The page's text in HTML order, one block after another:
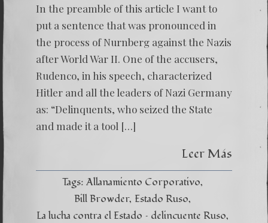
In the preamble of this article I want to
put a sentence that was pronounced in
the process of Nurnberg against the Nazis
after World War II. One of the accusers,
Rudenco, in his speech, characterized
Hitler and all the leaders of Nazi Germany
as: “Delinquents, who seized the State
and made it a tool […]
Leer Más
Tags: Allanamiento Corporativo
Bill Browder Estado Ruso
La lucha contra el Estado – delincuente Ruso